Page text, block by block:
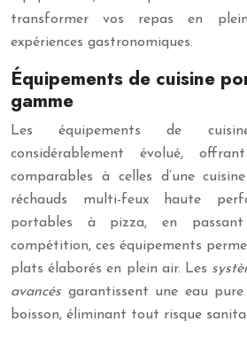
transformer vos repas en
expériences gastronomiques.
Équipements de cuisine
gamme
Les équipements de
considérablement évolué,
comparables à celles d’une
réchauds multi-feux haute
portables à pizza, en
compétition, ces équipements
plats élaborés en plein air. Les
avancés garantissent une eau
boisson, éliminant tout risque